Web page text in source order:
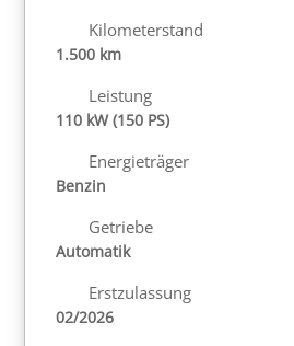
Kilometerstand
1.500 km
Leistung
110 kW (150 PS)
Energieträger
Benzin
Getriebe
Automatik
Erstzulassung
02/2026